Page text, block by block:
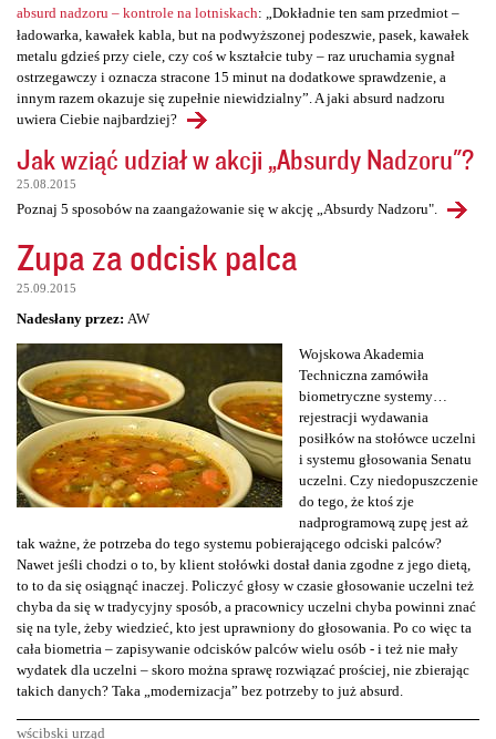
absurd nadzoru – kontrole na lotniskach: „Dokładnie ten sam przedmiot –
ładowarka, kawałek kabla, but na podwyższonej podeszwie, pasek, kawałek
metalu gdzieś przy ciele, czy coś w kształcie tuby – raz uruchamia sygnał
ostrzegawczy i oznacza stracone 15 minut na dodatkowe sprawdzenie, a
innym razem okazuje się zupełnie niewidzialny”. A jaki absurd nadzoru
uwiera Ciebie najbardziej?
Jak wziąć udział w akcji „Absurdy Nadzoru"?
25.08.2015
Poznaj 5 sposobów na zaangażowanie się w akcję „Absurdy Nadzoru".
Zupa za odcisk palca
25.09.2015
Nadesłany przez: AW
Wojskowa Akademia
Techniczna zamówiła
biometryczne systemy…
rejestracji wydawania
posiłków na stołówce uczelni
i systemu głosowania Senatu
uczelni. Czy niedopuszczenie
do tego, że ktoś zje
nadprogramową zupę jest aż
tak ważne, że potrzeba do tego systemu pobierającego odciski palców?
Nawet jeśli chodzi o to, by klient stołówki dostał dania zgodne z jego dietą,
to to da się osiągnąć inaczej. Policzyć głosy w czasie głosowanie uczelni też
chyba da się w tradycyjny sposób, a pracownicy uczelni chyba powinni znać
się na tyle, żeby wiedzieć, kto jest uprawniony do głosowania. Po co więc ta
cała biometria – zapisywanie odcisków palców wielu osób - i też nie mały
wydatek dla uczelni – skoro można sprawę rozwiązać prościej, nie zbierając
takich danych? Taka „modernizacja” bez potrzeby to już absurd.
wścibski urząd